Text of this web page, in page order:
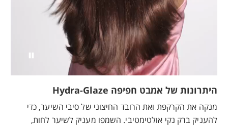
היתרונות של אמבט חפיפה Hydra-Glaze
מנקה את הקרקפת ואת הרובד החיצוני של סיבי השיער, כדי
להעניק ברק נקי אולטימטיבי. השמפו מעניק לשיער לחות,